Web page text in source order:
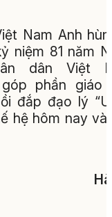
Nam Anh
niệm 81 năm
dân Việt
góp phần giáo
đắp đạo lý
hệ hôm nay và